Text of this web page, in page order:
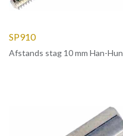
SP910
Afstands stag 10 mm Han-Hun